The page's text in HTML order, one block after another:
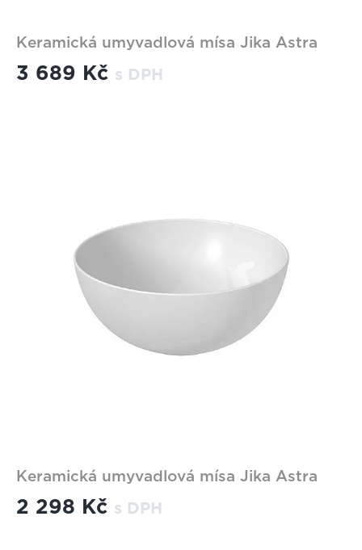
Keramická umyvadlová mísa Jika Astra
3 689 Kč s DPH
Keramická umyvadlová mísa Jika Astra
2 298 Kč s DPH